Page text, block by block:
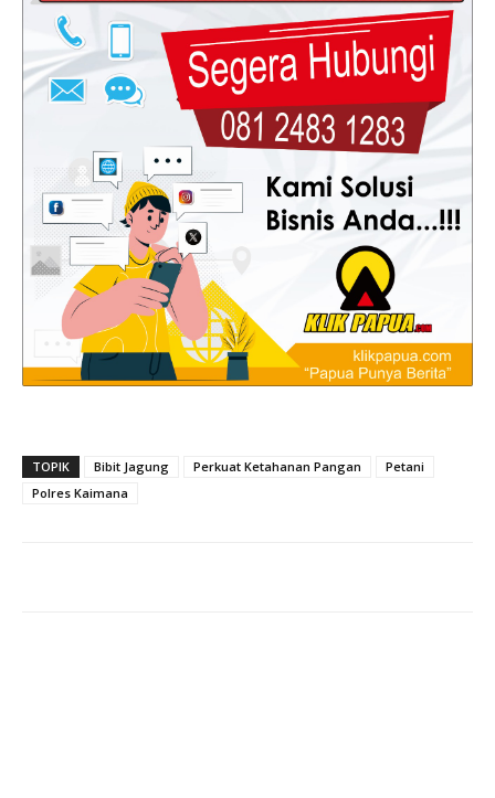
TOPIK Bibit Jagung Perkuat Ketahanan Pangan
Petani
Polres Kaimana